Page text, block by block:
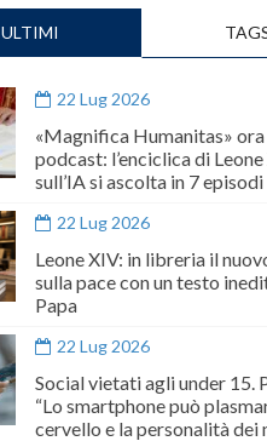
ULTIMI
22 Lug 2026
«Magnifica Humanitas» ora
podcast: l’enciclica di
sull’IA si ascolta in 7 episodi
22 Lug 2026
Leone XIV: in libreria il
sulla pace con un testo
Papa
22 Lug 2026
Social vietati agli under 15.
“Lo smartphone può
cervello e la personalità dei